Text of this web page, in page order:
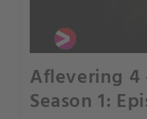
Aflevering 4
Season 1: